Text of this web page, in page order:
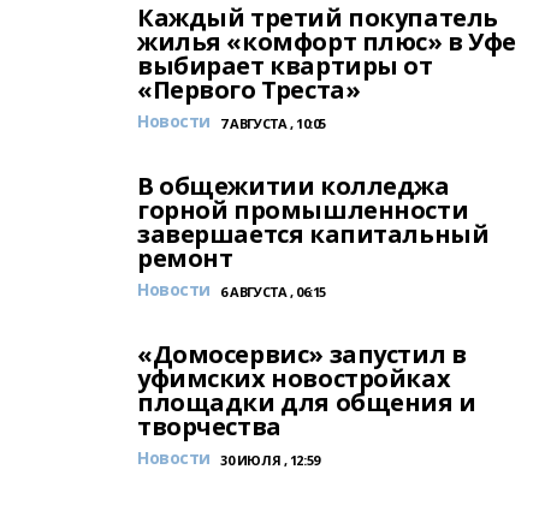
Каждый третий покупатель
жилья «комфорт плюс» в Уфе
выбирает квартиры от
«Первого Треста»
Новости 7 АВГУСТА , 10:05
В общежитии колледжа
горной промышленности
завершается капитальный
ремонт
Новости 6 АВГУСТА , 06:15
«Домосервис» запустил в
уфимских новостройках
площадки для общения и
творчества
Новости 30 ИЮЛЯ , 12:59